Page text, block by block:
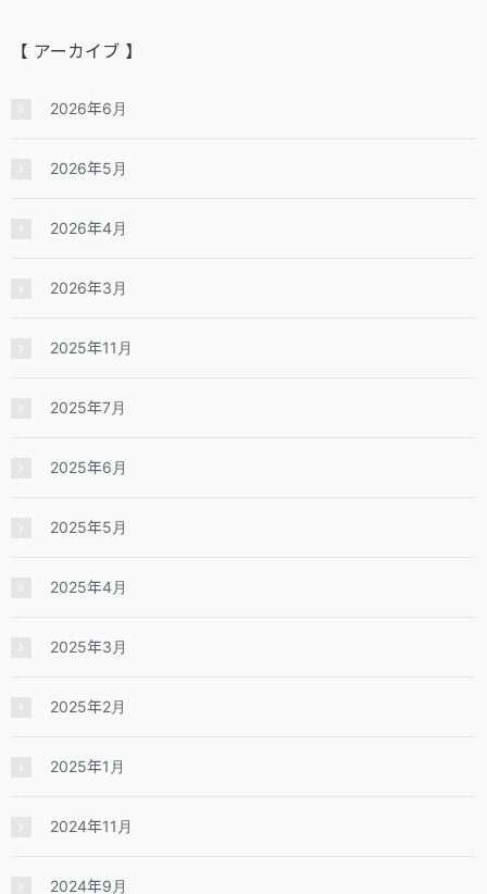
【 アーカイブ 】
2026年6月
2026年5月
2026年4月
2026年3月
2025年11月
2025年7月
2025年6月
2025年5月
2025年4月
2025年3月
2025年2月
2025年1月
2024年11月
2024年9月